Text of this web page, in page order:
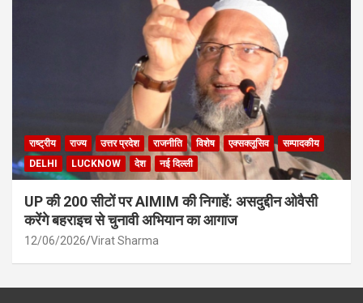
राष्ट्रीय राज्य उत्तर प्रदेश राजनीति विशेष एक्सक्लूसिव
सम्पादकीय
DELHI
LUCKNOW देश नई दिल्ली
UP की 200 सीटों पर AIMIM की निगाहें: असदुद्दीन ओवैसी
करेंगे बहराइच से चुनावी अभियान का आगाज
12/06/2026 Virat Sharma